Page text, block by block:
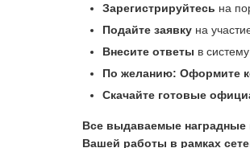
Зарегистрируйтесь на
Подайте заявкуна
Внесите ответы в
По желанию: Оформите
Скачайте готовые
Все выдаваемые
Вашей работы в рамках